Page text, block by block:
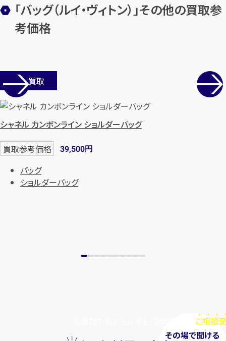
「バッグ（ルイ・ヴィトン）」その他の買取参
考価格
店舗買取
シャネル カンボンライン ショルダーバッグ
買取参考価格 39,500円
バッグ
ショルダーバッグ
ご相談
その場で聞ける